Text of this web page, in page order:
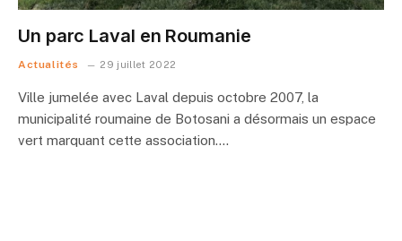
Un parc Laval en Roumanie
Actualités 29 juillet 2022
Ville jumelée avec Laval depuis octobre 2007, la
municipalité roumaine de Botosani a désormais un espace
vert marquant cette association.…